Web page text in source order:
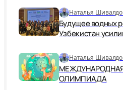
Наталья
Будущее водных
Узбекистан
Наталья
ОЛИМПИАДА